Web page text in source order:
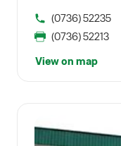
(0736) 52235
(0736) 52213
View on map